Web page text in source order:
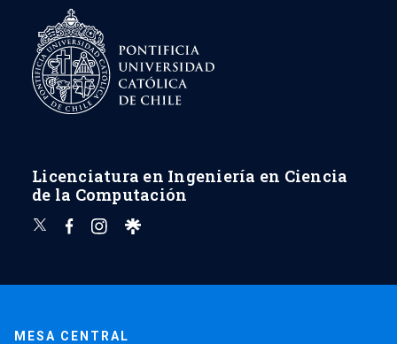
Licenciatura en Ingeniería en Ciencia
de la Computación
MESA CENTRAL